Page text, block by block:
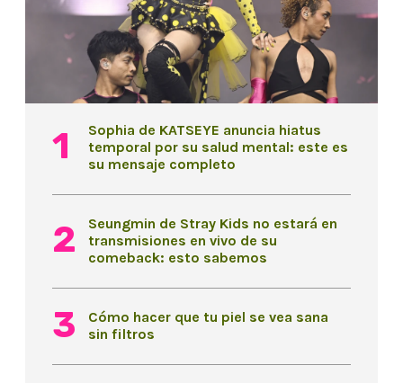
Sophia de KATSEYE anuncia hiatus
temporal por su salud mental: este es
su mensaje completo
Seungmin de Stray Kids no estará en
transmisiones en vivo de su
comeback: esto sabemos
Cómo hacer que tu piel se vea sana
sin filtros